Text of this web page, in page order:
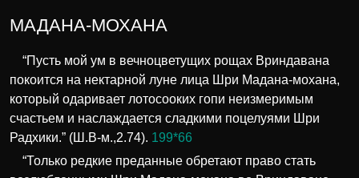
МАДАНА-МОХАНА
“Пусть мой ум в вечноцветущих рощах Вриндавана
покоится на нектарной луне лица Шри Мадана-мохана,
который одаривает лотосооких гопи неизмеримым
счастьем и наслаждается сладкими поцелуями Шри
Радхики.” (Ш.В-м.,2.74). 199*66
“Только редкие преданные обретают право стать